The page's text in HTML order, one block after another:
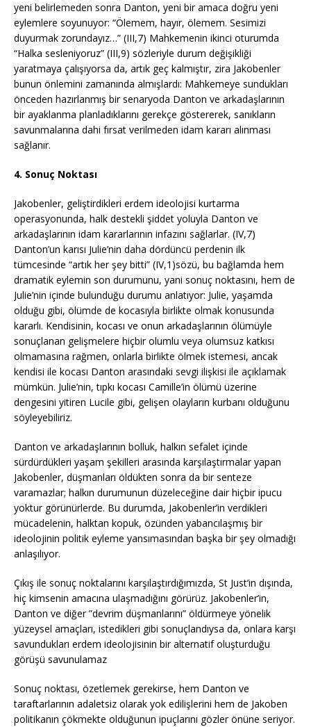
yeni belirlemeden sonra Danton, yeni bir amaca doğru yeni
eylemlere soyunuyor: “Ölemem, hayır, ölemem. Sesimizi
duyurmak zorundayız…” (III,7) Mahkemenin ikinci oturumda
“Halka sesleniyoruz” (III,9) sözleriyle durum değişikliği
yaratmaya çalışıyorsa da, artık geç kalmıştır, zira Jakobenler
bunun önlemini zamanında almışlardı: Mahkemeye sundukları
önceden hazırlanmış bir senaryoda Danton ve arkadaşlarının
bir ayaklanma planladıklarını gerekçe göstererek, sanıkların
savunmalarına dahi fırsat verilmeden idam kararı alınması
sağlanır.
4. Sonuç Noktası
Jakobenler, geliştirdikleri erdem ideolojisi kurtarma
operasyonunda, halk destekli şiddet yoluyla Danton ve
arkadaşlarının idam kararlarının infazını sağlarlar. (IV,7)
Danton’un karısı Julie’nin daha dördüncü perdenin ilk
tümcesinde “artık her şey bitti” (IV,1)sözü, bu bağlamda hem
dramatik eylemin son durumunu, yani sonuç noktasını, hem de
Julie’nin içinde bulunduğu durumu anlatıyor: Julie, yaşamda
olduğu gibi, ölümde de kocasıyla birlikte olmak konusunda
kararlı. Kendisinin, kocası ve onun arkadaşlarının ölümüyle
sonuçlanan gelişmelere hiçbir olumlu veya olumsuz katkısı
olmamasına rağmen, onlarla birlikte ölmek istemesi, ancak
kendisi ile kocası Danton arasındaki sevgi ilişkisi ile açıklamak
mümkün. Julie’nin, tıpkı kocası Camille’in ölümü üzerine
dengesini yitiren Lucile gibi, gelişen olayların kurbanı olduğunu
söyleyebiliriz.
Danton ve arkadaşlarının bolluk, halkın sefalet içinde
sürdürdükleri yaşam şekilleri arasında karşılaştırmalar yapan
Jakobenler, düşmanları öldükten sonra da bir senteze
varamazlar; halkın durumunun düzeleceğine dair hiçbir ipucu
yoktur görünürlerde. Bu durumda, Jakobenler’in verdikleri
mücadelenin, halktan kopuk, özünden yabancılaşmış bir
ideolojinin politik eyleme yansımasından başka bir şey olmadığı
anlaşılıyor.
Çıkış ile sonuç noktalarını karşılaştırdığımızda, St Just’in dışında,
hiç kimsenin amacına ulaşmadığını görürüz. Jakobenler’in,
Danton ve diğer ”devrim düşmanlarını” öldürmeye yönelik
yüzeysel amaçları, istedikleri gibi sonuçlandıysa da, onlara karşı
savundukları erdem ideolojisinin bir alternatif oluşturduğu
görüşü savunulamaz
Sonuç noktası, özetlemek gerekirse, hem Danton ve
taraftarlarının adaletsiz olarak yok edilişlerini hem de Jakoben
politikanın çökmekte olduğunun ipuçlarını gözler önüne seriyor.